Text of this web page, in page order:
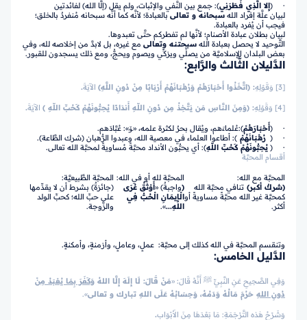
· ﴿إِلا الَّذِي فَطَرَنِي﴾: جمع بين النَّفي والإثبات، ولم يقل (إلَّا الله) لفائدتين
لبيان علَّة إفراد الله سبحانه و تعالىبالعبادة؛ لأنَّه كما أنَّه سبحانه مُنفردٌ بالخلق؛
فيجب أن يُفرد بالعبادة.
لبيان بطلان عبادة الأصنام؛ لأنَّها لم تفطركم حتَّى تعبدوها.
التَّوحيد لا يحصل بعبادة الله سبحتنه وتعالى مع غيره، بل لابدَّ من إخلاصه لله، وفي
بعض البلدان الإسلاميَّة من يصلِّي ويزكِّي ويصوم ويحجُّ، ومع ذلك يسجدون للقبور.
الدَّليلان الثَّالث والرَّابع:
[3] وَقَوْلِهِ : ﴿اتَّخَذُوا أَحْبَارَهُمْ وَرُهْبَانَهُمْ أَرْبَابًا مِنْ دُونِ اللَّهِ﴾ الآيَةَ.
[4] وَقَوْلِهِ : ﴿وَمِنَ النَّاسِ مَن يَتَّخِذُ مِن دُونِ اللّهِ أَندَادًا يُحِبُّونَهُمْ كَحُبِّ اللّهِ ﴾ الآيَةَ.
· ﴿أَحْبَارَهُمْ﴾:عُلماءَهم، ويُقال بحرٌ لكثرة علمه، «ﯚ»: عُبَّادَهم.
· ﴿ رُهْبَانَهُمْ ﴾: أطاعوا العلماء في معصية الله، وعبدوا الرُّهبان (شرك الطَّاعة).
· ﴿ يُحِبُّونَهُمْ كَحُبِّ اللّهِ﴾: أي يحبُّون الأنداد محبَّةً مُساويةً لمحبَّة الله تعالى.
أقسام المحبَّة
المحبَّة مع الله:
(شركٌ أكبر) تنافي محبَّة الله
كمحبَّة غير الله محبَّةً مساويةً أو
أكثر.
المحبَّة لله أو في الله:
(واجبةٌ) «أَوْثَقُ عُرَى
الْإِيمَانِ الْحُبُّ فِي
اللهِ...».
المحبَّة الطَّبيعيَّة:
(جائزةٌ) بشرط أن لا يقدِّمها
على حبِّ الله؛ كحبِّ الولد
والزَّوجة.
وتنقسم المحبَّة في الله كذلك إلى محبَّة: عملٍ، وعاملٍ، وأزمنةٍ، وأمكنةٍ.
الدَّليل الخامس:
وَفِي الصَّحِيحِ عَنِ النَّبِيِّ ﷺ أَنَّهُ قَالَ: «مَنْ قَالَ: لَا إِلَهَ إِلَّا اللهُ وَكَفَرَ بِمَا يُعْبَدُ مِنْ
دُونِ اللهِ حَرُمَ مَالُهُ وَدَمُهُ، وَحِسَابُهُ عَلَى اللهِ تبارك و تعالى».
وَشَرْحُ هٰذه التَّرْجَمَةِ: مَا بَعْدَهَا مِنَ الأَبْوَابِ.